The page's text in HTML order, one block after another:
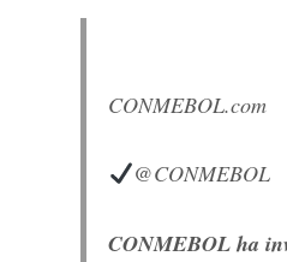
CONMEBOL.com
@CONMEBOL
CONMEBOL ha